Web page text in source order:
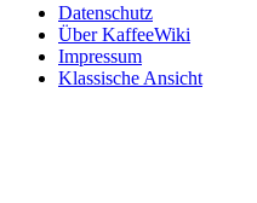
Datenschutz
Über KaffeeWiki
Impressum
Klassische Ansicht